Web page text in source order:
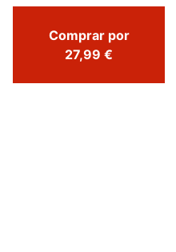
Comprar por
27,99 €